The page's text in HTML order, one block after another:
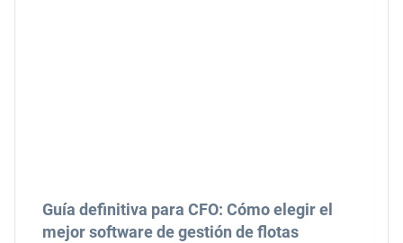
Guía definitiva para CFO: Cómo elegir el
mejor software de gestión de flotas